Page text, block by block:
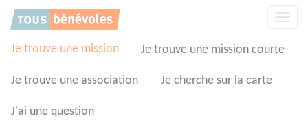
Je trouve une mission Je trouve une mission courte
Je trouve une association Je cherche sur la carte
J'ai une question
Panneau de gestion des cookies